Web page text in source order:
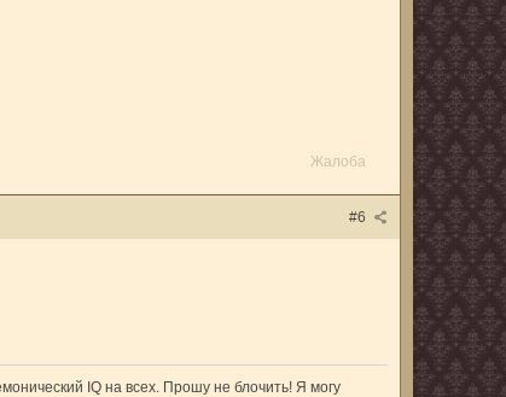
Жалоба
#6
IQ на всех. Прошу не блочить! Я могу